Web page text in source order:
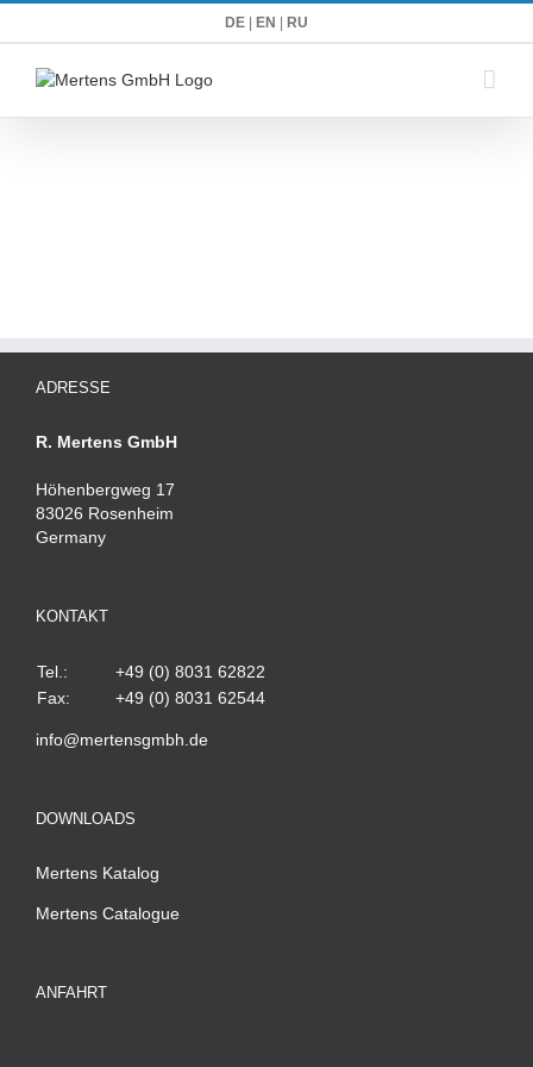
DE EN RU
ADRESSE
R. Mertens GmbH
Höhenbergweg 17
83026 Rosenheim
Germany
KONTAKT
Tel.:
+49 (0) 8031 62822
Fax:
+49 (0) 8031 62544
info@mertensgmbh.de
DOWNLOADS
Mertens Katalog
Mertens Catalogue
ANFAHRT